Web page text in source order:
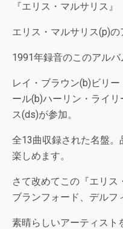
『エリス・マルサリス』
エリス・マルサリス(p)の
1991年録音のこのアルバ
レイ・ブラウン(b)ビリ
ール(b)ハーリン・ライ
ス(ds)が参加。
全13曲収録された名盤
楽しめます。
さて改めてこの『エリ
ブランフォード、デルフ
素晴らしいアーティスト